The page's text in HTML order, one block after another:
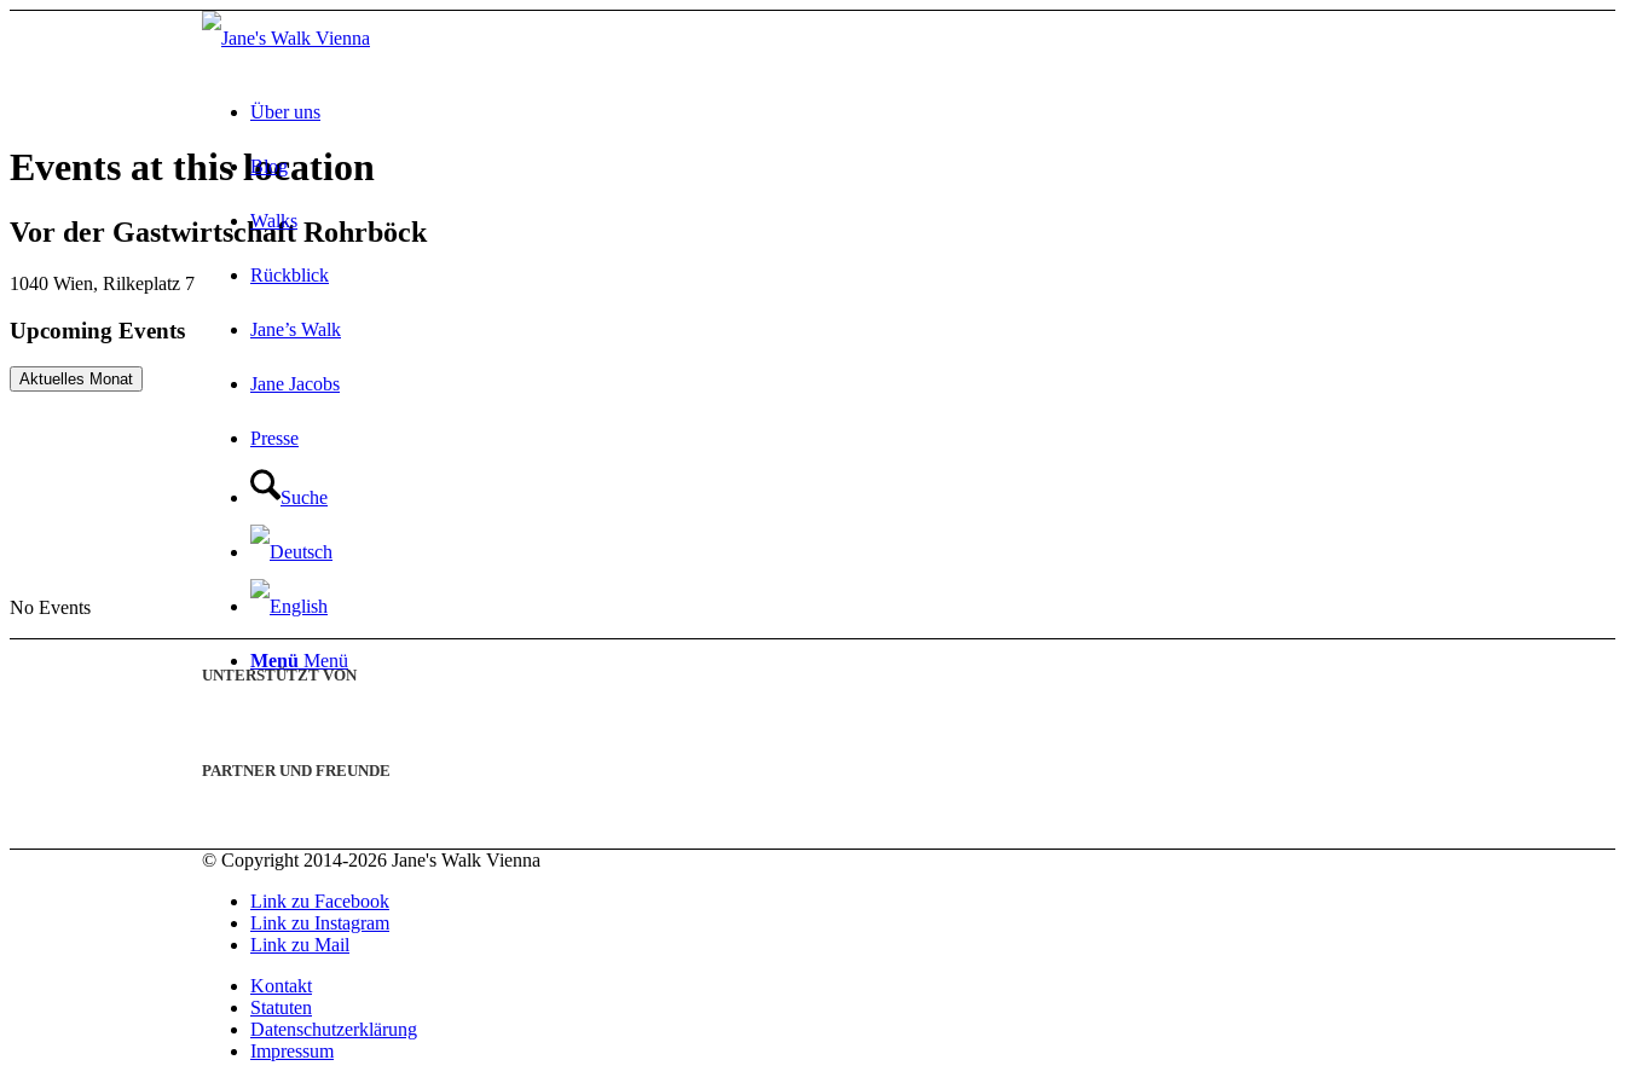
Über uns
Blog
Walks
Rückblick
Jane’s Walk
Jane Jacobs
Presse
Suche
Menü Menü
Events at this location
Vor der Gastwirtschaft Rohrböck
1040 Wien, Rilkeplatz 7
Upcoming Events
Aktuelles Monat
No Events
UNTERSTÜTZT VON
PARTNER UND FREUNDE
© Copyright 2014-2026 Jane's Walk Vienna
Link zu Facebook
Link zu Instagram
Link zu Mail
Kontakt
Statuten
Datenschutzerklärung
Impressum